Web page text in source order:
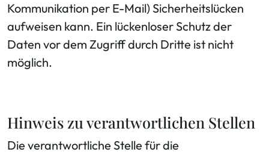
Kommunikation per E-Mail) Sicherheitslücken
aufweisen kann. Ein lückenloser Schutz der
Daten vor dem Zugriff durch Dritte ist nicht
möglich.
Hinweis zu verantwortlichen Stellen
Die verantwortliche Stelle für die